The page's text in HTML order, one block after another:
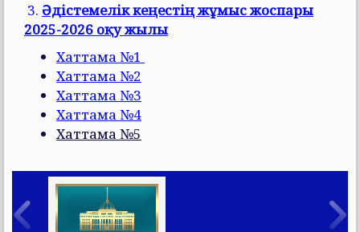
3. Әдістемелік кеңестің жұмыс жоспары
2025-2026 оқу жылы
Хаттама №1
Хаттама №2
Хаттама №3
Хаттама №4
Хаттама №5